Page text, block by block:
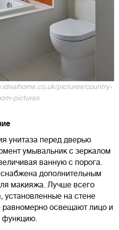
pictures/country-
pictures
унитаза перед дверью
умывальник с зеркалом
ванную с порога.
дополнительным
макияжа. Лучше всего
установленные на стене
равномерно освещают лицо и
функцию.